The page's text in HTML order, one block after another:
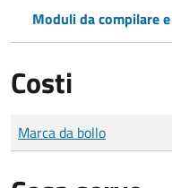
Moduli da compilare
Costi
Tipo di pagamento
Importo
Marca da bollo